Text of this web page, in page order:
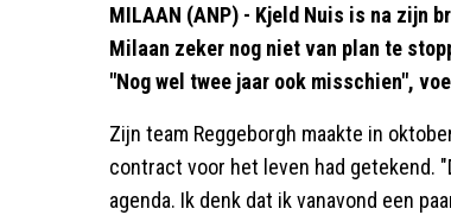
MILAAN (ANP) - Kjeld Nuis is na zijn
Milaan zeker nog niet van plan te
"Nog wel twee jaar ook misschien",
Zijn team Reggeborgh maakte in
contract voor het leven had getekend.
agenda. Ik denk dat ik vanavond een